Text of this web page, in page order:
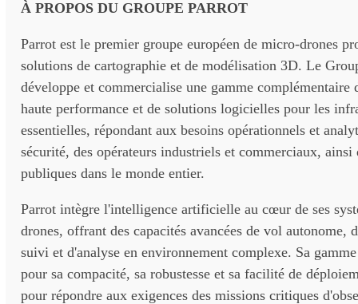
À PROPOS DU GROUPE PARROT
Parrot est le premier groupe européen de micro-drones
solutions de cartographie et de modélisation 3D. Le
développe et commercialise une gamme complémentaire
haute performance et de solutions logicielles pour les
essentielles, répondant aux besoins opérationnels et
sécurité, des opérateurs industriels et commerciaux, ainsi
publiques dans le monde entier.
Parrot intègre l'intelligence artificielle au cœur de ses
drones, offrant des capacités avancées de vol autonome,
suivi et d'analyse en environnement complexe. Sa
pour sa compacité, sa robustesse et sa facilité de
pour répondre aux exigences des missions critiques